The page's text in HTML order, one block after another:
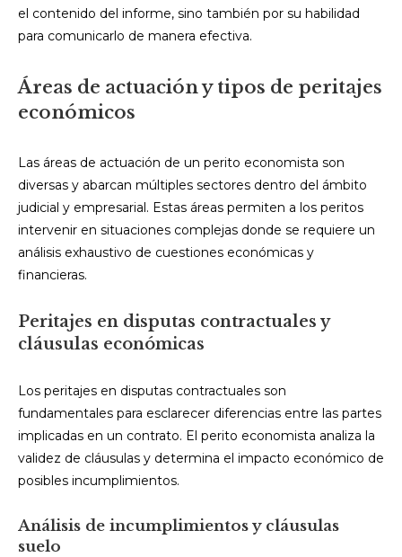
el contenido del informe, sino también por su habilidad
para comunicarlo de manera efectiva.
Áreas de actuación y tipos de peritajes
económicos
Las áreas de actuación de un perito economista son
diversas y abarcan múltiples sectores dentro del ámbito
judicial y empresarial. Estas áreas permiten a los peritos
intervenir en situaciones complejas donde se requiere un
análisis exhaustivo de cuestiones económicas y
financieras.
Peritajes en disputas contractuales y
cláusulas económicas
Los peritajes en disputas contractuales son
fundamentales para esclarecer diferencias entre las partes
implicadas en un contrato. El perito economista analiza la
validez de cláusulas y determina el impacto económico de
posibles incumplimientos.
Análisis de incumplimientos y cláusulas
suelo